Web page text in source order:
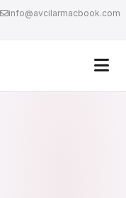
info@avcilarmacbook.com